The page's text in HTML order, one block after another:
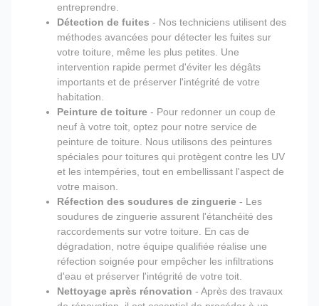
entreprendre.
Détection de fuites - Nos techniciens utilisent des
méthodes avancées pour détecter les fuites sur
votre toiture, même les plus petites. Une
intervention rapide permet d'éviter les dégâts
importants et de préserver l'intégrité de votre
habitation.
Peinture de toiture - Pour redonner un coup de
neuf à votre toit, optez pour notre service de
peinture de toiture. Nous utilisons des peintures
spéciales pour toitures qui protègent contre les UV
et les intempéries, tout en embellissant l'aspect de
votre maison.
Réfection des soudures de zinguerie - Les
soudures de zinguerie assurent l'étanchéité des
raccordements sur votre toiture. En cas de
dégradation, notre équipe qualifiée réalise une
réfection soignée pour empêcher les infiltrations
d'eau et préserver l'intégrité de votre toit.
Nettoyage après rénovation - Après des travaux